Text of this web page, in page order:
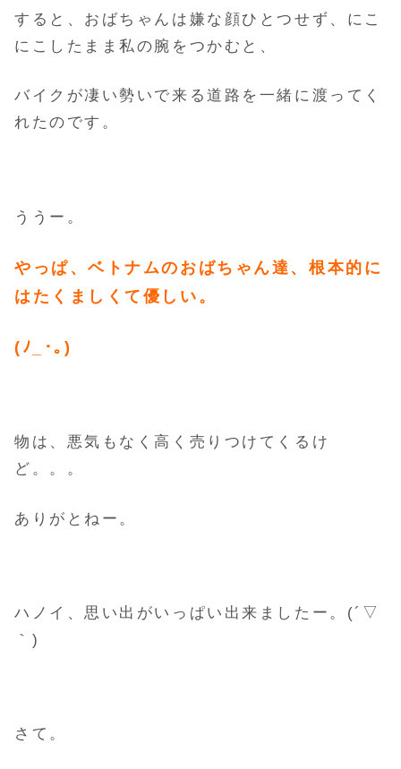
すると、おばちゃんは嫌な顔ひとつせず、にこ
にこしたまま私の腕をつかむと、
バイクが凄い勢いで来る道路を一緒に渡ってく
れたのです。
ううー。
やっぱ、ベトナムのおばちゃん達、根本的に
はたくましくて優しい。
(ﾉ_･｡)
物は、悪気もなく高く売りつけてくるけ
ど。。。
ありがとねー。
ハノイ、思い出がいっぱい出来ましたー。(´▽
｀)
さて。